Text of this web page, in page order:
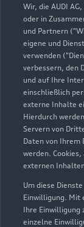
Wir, die AUDI
oder in
und Partnern
eigene und
verwenden
verbessern, den
und auf Ihre
einschließlich
externe Inhalte
Hierdurch
Servern von
Daten von
werden.
externen
Um diese
Einwilligung. Mit
Ihre Einwilligung
einzelne
91710
09831
Verkauf